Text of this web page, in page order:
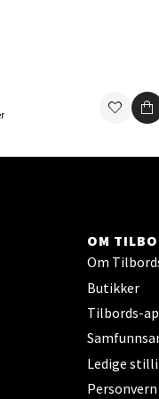
OM
Om
Butikker
Tilbords-
Ledige
Personvern
Senter Ski
Jernbanesvingen 6, 1400
21
Sortland
8400 Sortland
19